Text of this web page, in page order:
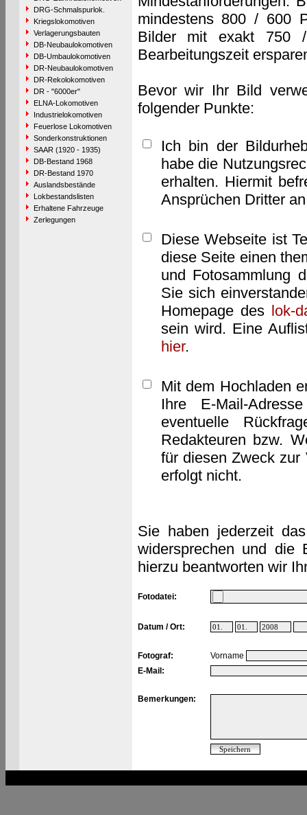
DRG-Schmalspurlok.
Kriegslokomotiven
Verlagerungsbauten
DB-Neubaulokomotiven
DB-Umbaulokomotiven
DR-Neubaulokomotiven
DR-Rekolokomotiven
DR - "6000er"
ELNA-Lokomotiven
Industrielokomotiven
Feuerlose Lokomotiven
Sonderkonstruktionen
SAAR (1920 - 1935)
DB-Bestand 1968
DR-Bestand 1970
Auslandsbestände
Lokbestandslisten
Erhaltene Fahrzeuge
Zerlegungen
mindestens 800 / 600
Bilder mit exakt 750
Bearbeitungszeit
Bevor wir Ihr Bild
folgender Punkte:
Ich bin der
habe die
erhalten. Hiermit
Ansprüchen Dritter
Diese Webseite ist
diese Seite einen
und Fotosammlung
Sie sich
Homepage des lok-
sein wird. Eine
hier.
Mit dem Hochladen
Ihre E-Mail-
eventuelle
Redakteuren bzw.
für diesen Zweck zur
erfolgt nicht.
Sie haben jederzeit
widersprechen und die
hierzu beantworten wir
Fotodatei:
Datum / Ort:
Fotograf:
Vorname
E-Mail:
Bemerkungen: